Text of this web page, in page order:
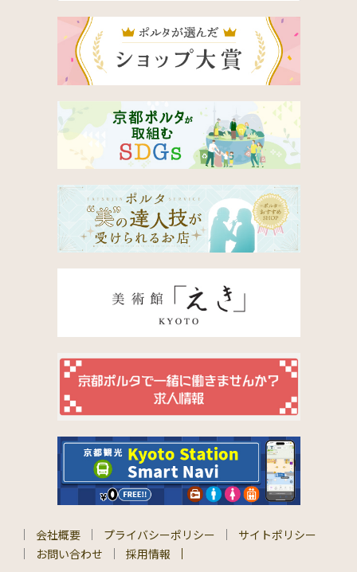
会社概要 プライバシーポリシー
サイトポリシー
お問い合わせ
採用情報